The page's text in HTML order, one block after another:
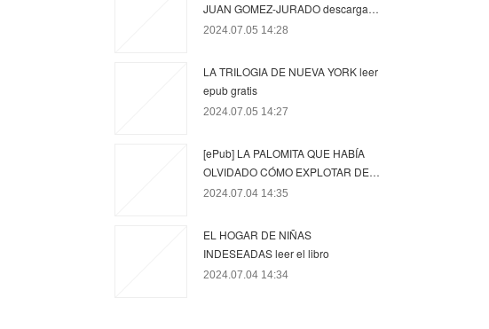
JUAN GOMEZ-JURADO descarga…
2024.07.05 14:28
LA TRILOGIA DE NUEVA YORK leer
epub gratis
2024.07.05 14:27
[ePub] LA PALOMITA QUE HABÍA
OLVIDADO CÓMO EXPLOTAR DE…
2024.07.04 14:35
EL HOGAR DE NIÑAS
INDESEADAS leer el libro
2024.07.04 14:34